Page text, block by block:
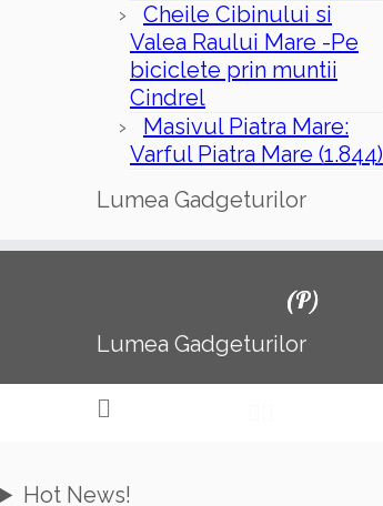
Cheile Cibinului si
Valea Raului Mare -Pe
biciclete prin muntii
Cindrel
Masivul Piatra Mare:
Varful Piatra Mare (1.844)
Lumea Gadgeturilor
(P)
Lumea Gadgeturilor
Hot News!